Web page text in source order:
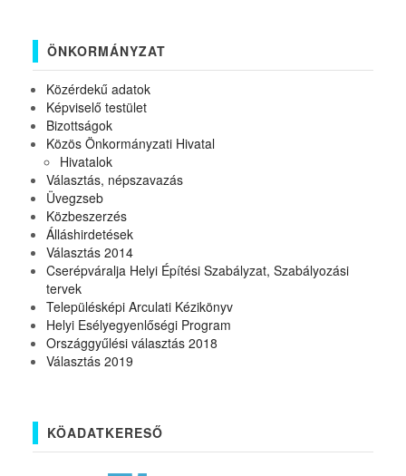
ÖNKORMÁNYZAT
Közérdekű adatok
Képviselő testület
Bizottságok
Közös Önkormányzati Hivatal
Hivatalok
Választás, népszavazás
Üvegzseb
Közbeszerzés
Álláshirdetések
Választás 2014
Cserépváralja Helyi Építési Szabályzat, Szabályozási
tervek
Településképi Arculati Kézikönyv
Helyi Esélyegyenlőségi Program
Országgyűlési választás 2018
Választás 2019
KÖADATKERESŐ